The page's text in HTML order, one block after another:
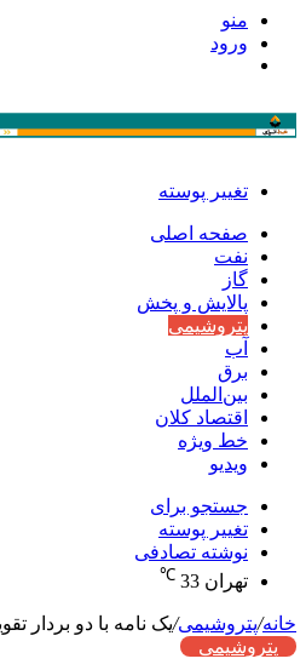
منو
ورود
تغییر پوسته
صفحه اصلی
نفت
گاز
پالایش و پخش
پتروشیمی
آب
برق
بین‌الملل
اقتصاد کلان
خط ویژه
ویدیو
جستجو برای
تغییر پوسته
نوشته تصادفی
تهران 33
℃
خانه/پتروشیمی/یک نامه با دو بردار
پتروشیمی